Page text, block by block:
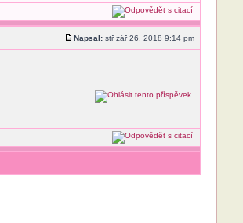
Napsal:stř zář 26, 2018 9:14 pm